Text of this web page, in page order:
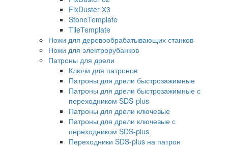
FixDuster Х3
StoneTemplate
TileTemplate
Ножи для деревообрабатывающих станков
Ножи для электрорубанков
Патроны для дрели
Ключи для патронов
Патроны для дрели быстрозажимные
Патроны для дрели быстрозажимные с
переходником SDS-plus
Патроны для дрели ключевые
Патроны для дрели ключевые с
переходником SDS-plus
Переходники SDS-plus на патрон